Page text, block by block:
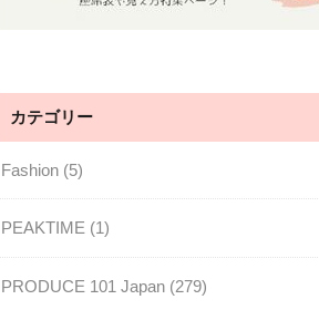
カテゴリー
Fashion (5)
PEAKTIME (1)
PRODUCE 101 Japan (279)